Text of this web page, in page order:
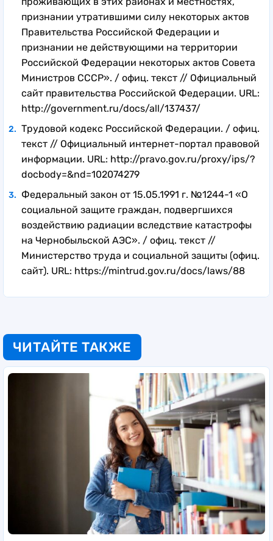
нормативных локальных актах работодателя.
Право на отпуск предоставляется работнику с
целью отдыха, а не материального
обеспечения.
признании утратившими силу некоторых актов
Правительства Российской Федерации и
признании не действующими на территории
Российской Федерации некоторых актов Совета
Министров СССР». / офиц. текст // Официальный
сайт правительства Российской Федерации. URL:
http://government.ru/docs/all/137437/
Трудовой кодекс Российской Федерации. / офиц.
текст // Официальный интернет-портал правовой
информации. URL: http://pravo.gov.ru/proxy/ips/?
docbody=&nd=102074279
Федеральный закон от 15.05.1991 г. №1244-1 «О
социальной защите граждан, подвергшихся
воздействию радиации вследствие катастрофы
на Чернобыльской АЭС». / офиц. текст //
Министерство труда и социальной защиты (офиц.
сайт). URL: https://mintrud.gov.ru/docs/laws/88
ЧИТАЙТЕ ТАКЖЕ